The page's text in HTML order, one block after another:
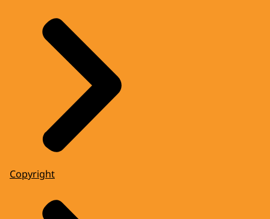
Copyright